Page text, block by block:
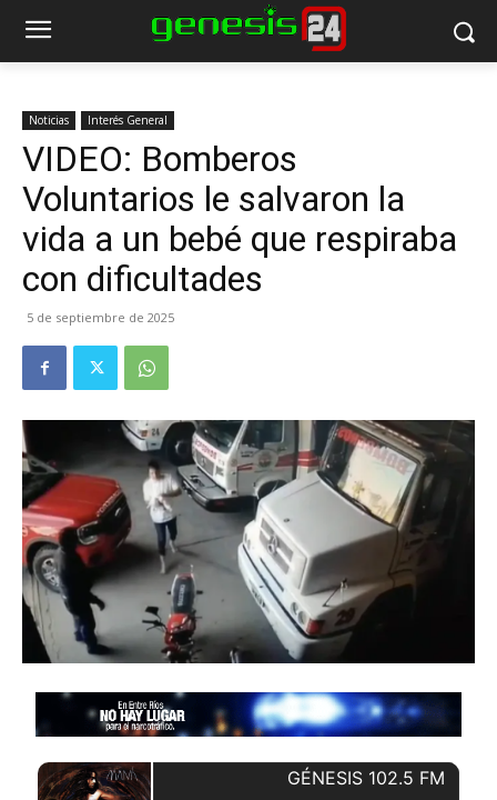
Noticias Interés General
VIDEO: Bomberos
Voluntarios le salvaron la
vida a un bebé que respiraba
con dificultades
5 de septiembre de 2025